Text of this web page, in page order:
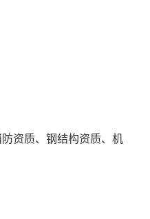
资质、钢结构资质、机